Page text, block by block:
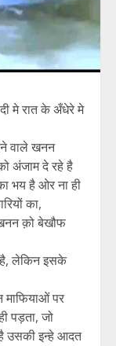
मे रात के अँधेरे मे
वाले खनन
अंजाम दे रहे है
भय है ओर ना ही
का,
क़ो बेखौफ
है, लेकिन इसके
माफियाओं पर
पड़ता, जो
है उसकी इन्हे आदत